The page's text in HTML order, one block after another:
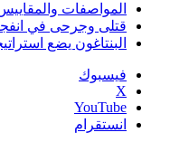
المواصفات
قتلى وجرحى في
البنتاغون يضع
فيسبوك
‫X
‫YouTube
انستقرام